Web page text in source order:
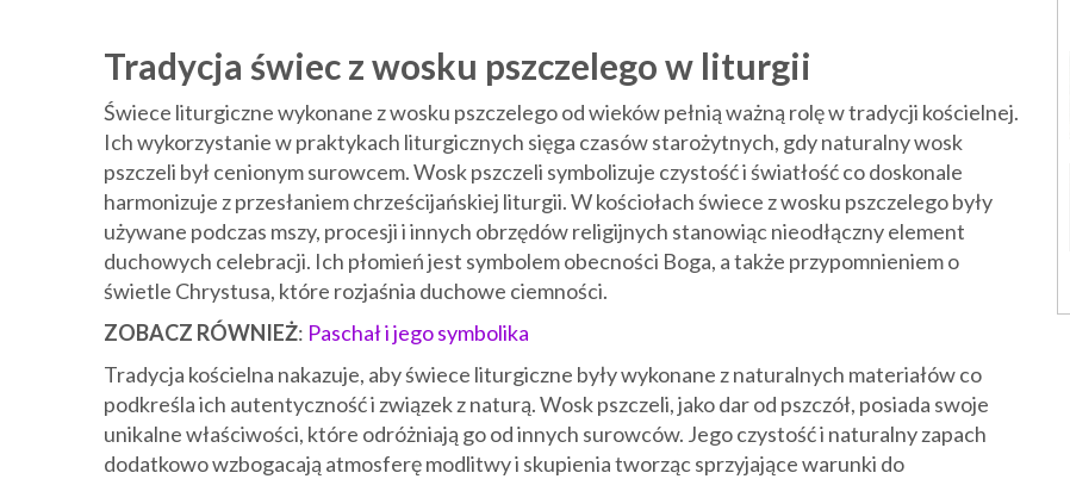
Tradycja świec z wosku pszczelego w liturgii
Świece liturgiczne wykonane z wosku pszczelego od wieków pełnią ważną rolę w tradycji kościelnej.
Ich wykorzystanie w praktykach liturgicznych sięga czasów starożytnych, gdy naturalny wosk
pszczeli był cenionym surowcem. Wosk pszczeli symbolizuje czystość i światłość co doskonale
harmonizuje z przesłaniem chrześcijańskiej liturgii. W kościołach świece z wosku pszczelego były
używane podczas mszy, procesji i innych obrzędów religijnych stanowiąc nieodłączny element
duchowych celebracji. Ich płomień jest symbolem obecności Boga, a także przypomnieniem o
świetle Chrystusa, które rozjaśnia duchowe ciemności.
ZOBACZ RÓWNIEŻ: Paschał i jego symbolika
Tradycja kościelna nakazuje, aby świece liturgiczne były wykonane z naturalnych materiałów co
podkreśla ich autentyczność i związek z naturą. Wosk pszczeli, jako dar od pszczół, posiada swoje
unikalne właściwości, które odróżniają go od innych surowców. Jego czystość i naturalny zapach
dodatkowo wzbogacają atmosferę modlitwy i skupienia tworząc sprzyjające warunki do